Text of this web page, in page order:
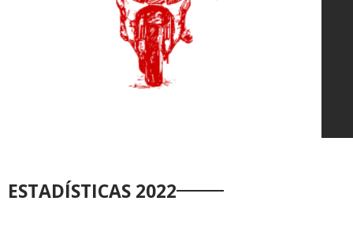
ESTADÍSTICAS 2022